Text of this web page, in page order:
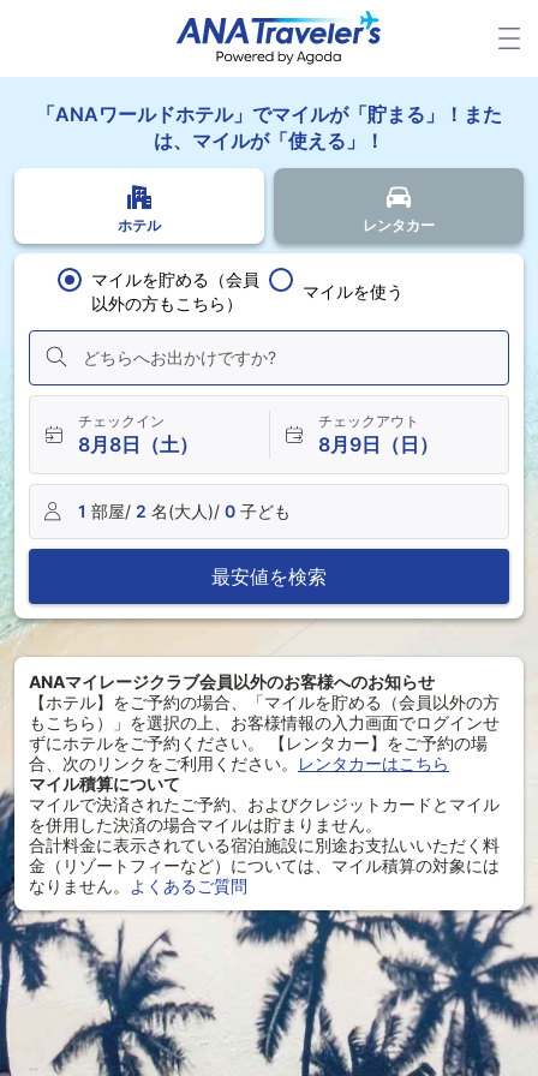
「ANAワールドホテル」でマイルが「貯まる」！また
は、マイルが「使える」！
ホテル レンタカー
マイルを貯める（会員
以外の方もこちら）
マイルを使う
どちらへお出かけですか?
チェックイン
8月8日（土）
チェックアウト
8月9日（日）
1 部屋/ 2 名(大人)/ 0 子ども
最安値を検索
ANAマイレージクラブ会員以外のお客様へのお知らせ
【ホテル】をご予約の場合、「マイルを貯める（会員以外の方
もこちら）」を選択の上、お客様情報の入力画面でログインせ
ずにホテルをご予約ください。 【レンタカー】をご予約の場
合、次のリンクをご利用ください。
レンタカーはこちら
マイル積算について
マイルで決済されたご予約、およびクレジットカードとマイル
を併用した決済の場合マイルは貯まりません。
合計料金に表示されている宿泊施設に別途お支払いいただく料
金（リゾートフィーなど）については、マイル積算の対象には
なりません。
よくあるご質問